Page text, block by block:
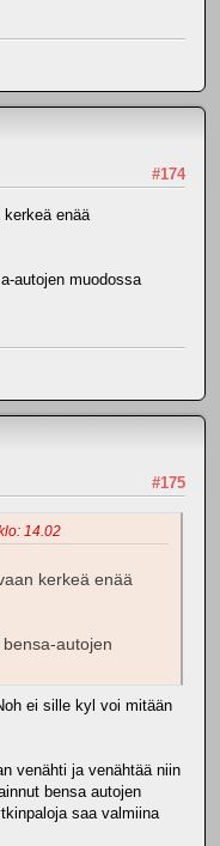
#174
enää
autojen muodossa
#175
14.02
kerkeä enää
autojen
ei sille kyl voi mitään
venähti ja venähtää niin
bensa autojen
saa valmiina